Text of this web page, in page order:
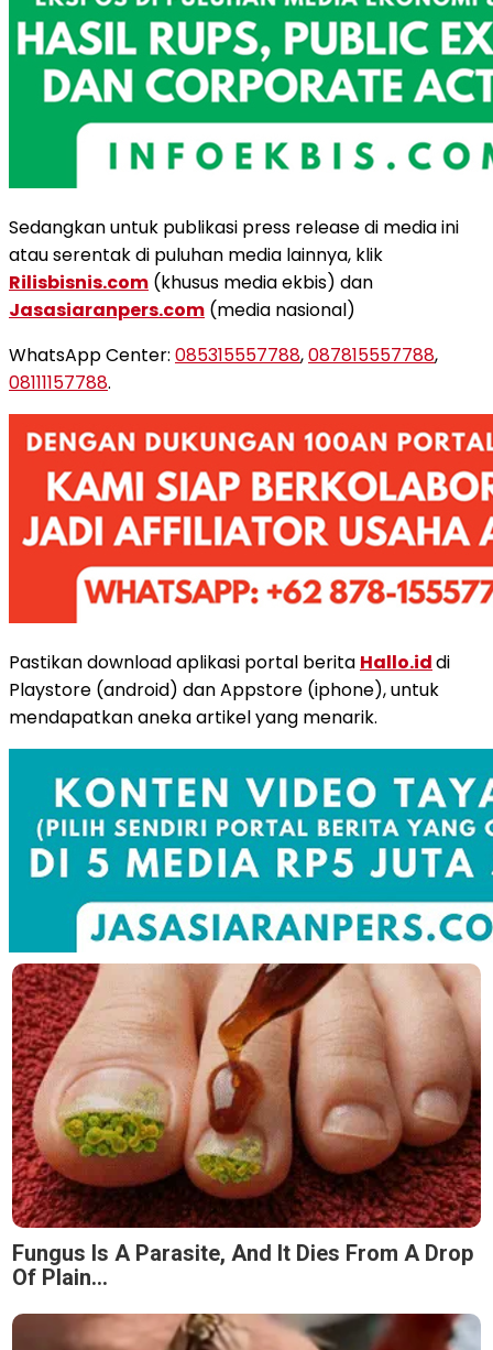
Sedangkan untuk publikasi press release di media ini
atau serentak di puluhan media lainnya, klik
Rilisbisnis.com (khusus media ekbis) dan
Jasasiaranpers.com (media nasional)
WhatsApp Center: 085315557788,087815557788,
08111157788.
Pastikan download aplikasi portal berita Hallo.iddi
Playstore (android) dan Appstore (iphone), untuk
mendapatkan aneka artikel yang menarik.
Fungus Is A Parasite, And It Dies From A Drop
Of Plain...